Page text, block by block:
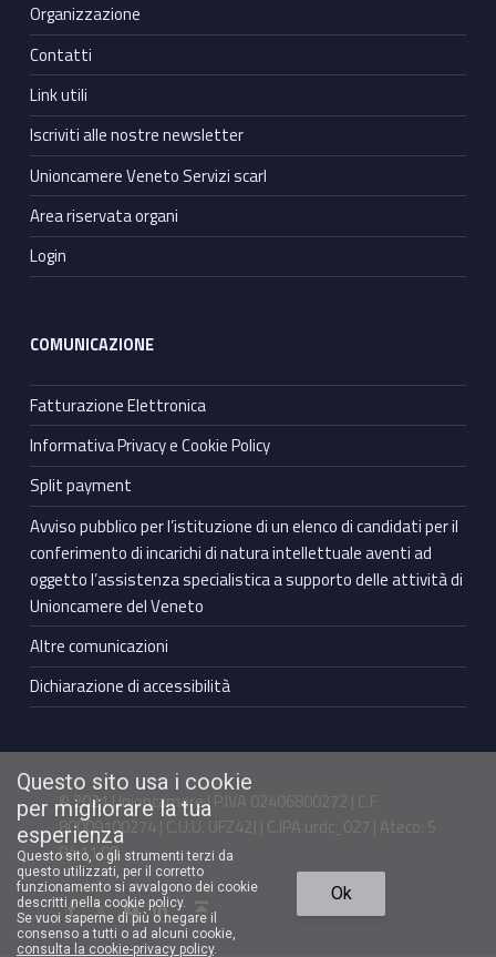
Organizzazione
Contatti
Link utili
Iscriviti alle nostre newsletter
Unioncamere Veneto Servizi scarl
Area riservata organi
Login
COMUNICAZIONE
Fatturazione Elettronica
Informativa Privacy e Cookie Policy
Split payment
Avviso pubblico per l’istituzione di un elenco di candidati per il
conferimento di incarichi di natura intellettuale aventi ad
oggetto l’assistenza specialistica a supporto delle attività di
Unioncamere del Veneto
Altre comunicazioni
Dichiarazione di accessibilità
© 2021 Unioncamere | P.IVA 02406800272 | C.F.
80009100274 | C.U.U. UFZ42J | C.IPA urdc_027 | Ateco: S
94.11.00
Facebook Unioncamere VenetoTwitter Unioncamere VenetoYoutube Unioncamere VenetoLinkedin Unioncamere Veneto Torna in cima ↑
Questo sito usa i cookie
per migliorare la tua
esperienza
Questo sito, o gli strumenti terzi da
questo utilizzati, per il corretto
funzionamento si avvalgono dei cookie
descritti nella cookie policy.
Se vuoi saperne di più o negare il
consenso a tutti o ad alcuni cookie,
consulta la cookie-privacy policy.
Ok